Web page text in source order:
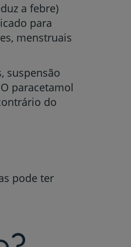
a febre)
para
menstruais
suspensão
paracetamol
do
pode ter